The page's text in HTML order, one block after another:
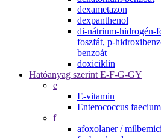
dexametazon
dexpanthenol
di-nátrium-hidrogén-
foszfát, p-
benzoát
doxiciklin
Hatóanyag szerint E-F-G-GY
e
E-vitamin
Enterococcus faecium
f
afoxolaner /